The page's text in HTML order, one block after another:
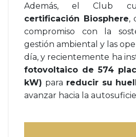
Además, el Club
certificación Biosphere,
compromiso con la
gestión ambiental y las
día, y recientemente ha
fotovoltaico de 574
kW) para reducir su
avanzar hacia la